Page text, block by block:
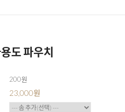
도 파우치
200원
23,000원